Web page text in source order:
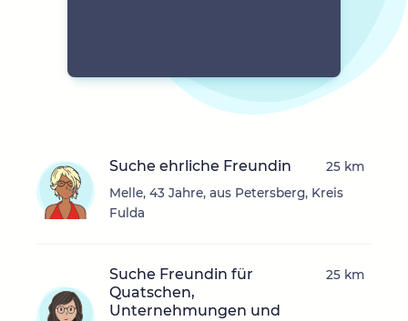
Suche ehrliche Freundin
Melle, 43 Jahre, aus Petersberg, Kreis
Fulda
25 km
Suche Freundin für
Quatschen,
Unternehmungen und
25 km